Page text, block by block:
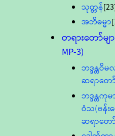
သုတ္တန်
အဘိဓမ္မာ
တရားတော်မျ
MP-3)
ဘဒ္ဒန္တဝိ
ဆရာတေ
ဘဒ္ဒန္တကု
ဝံသ(ဗန်း
ဆရာတေ